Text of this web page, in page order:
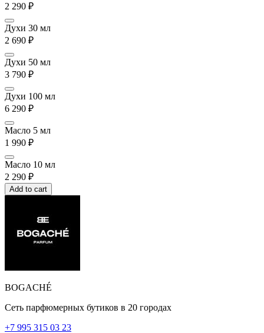
2 290 ₽
Духи 30 мл
2 690 ₽
Духи 50 мл
3 790 ₽
Духи 100 мл
6 290 ₽
Масло 5 мл
1 990 ₽
Масло 10 мл
2 290 ₽
Add to cart
BOGACHÉ
Сеть парфюмерных бутиков в 20 городах
+7 995 315 03 23